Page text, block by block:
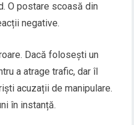
O postare scoasă din
negative.
Dacă folosești un
a atrage trafic, dar îl
acuzații de manipulare.
în instanță.